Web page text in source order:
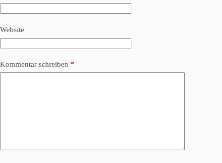
Website
Kommentar schreiben *